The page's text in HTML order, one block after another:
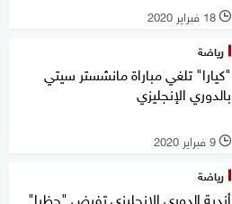
l 18 فبراير 2020
رياضة
"كيارا" تلغي مباراة مانشستر سيتي
بالدوري الإنجليزي
l 9 فبراير 2020
رياضة
أندية الدوري الإنجليزي تفرض "حظرا"